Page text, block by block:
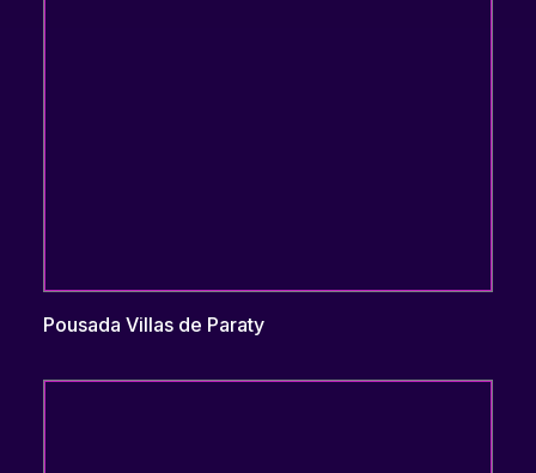
Pousada Villas de Paraty